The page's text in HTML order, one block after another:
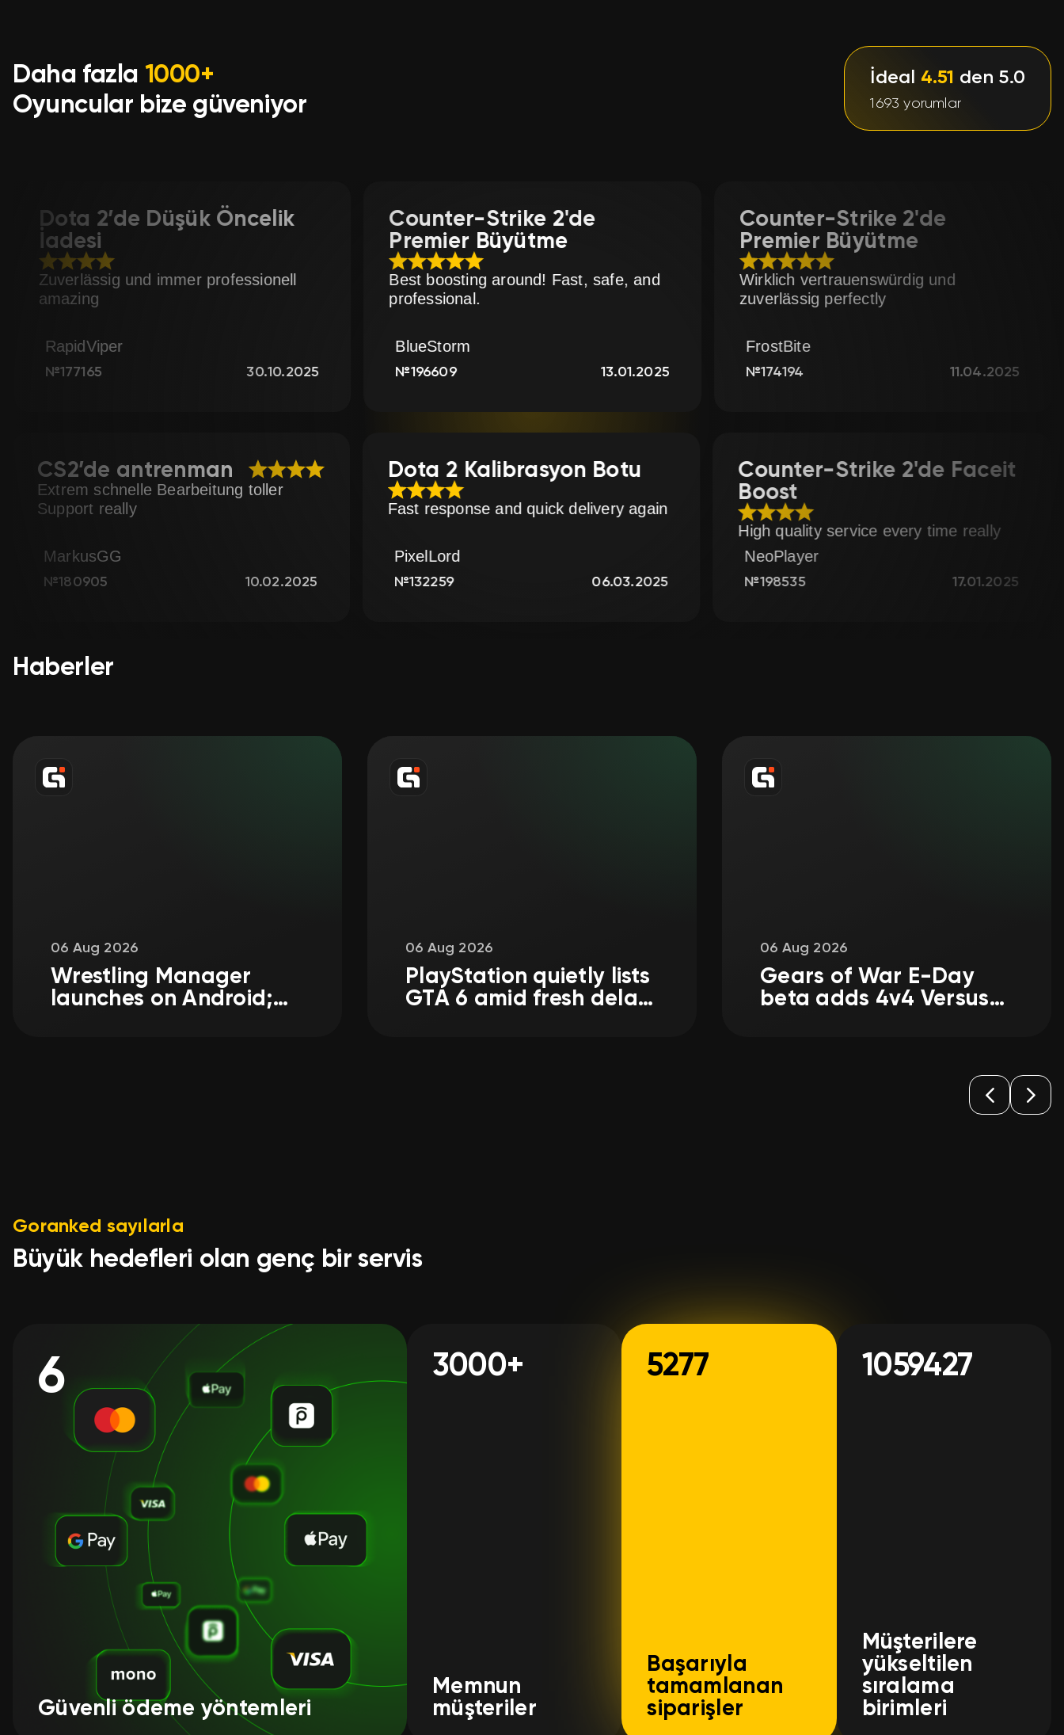
Daha fazla 1000+
Oyuncular bize güveniyor
İdeal 4.51 den 5.0
1693 yorumlar
Düşük Öncelik
immer professionell
Counter-Strike 2'de
Premier Büyütme
Best boosting around! Fast, safe, and
№196609
Counter-Strike 2'de
Premier Büyütme
Wirklich vertrauenswürdig und
zuverlässig perfectly
№174194
№190443
03.06.2025
CS2’de antrenman
Extrem schnelle Bearbeitung toller
10.02.2025
Dota 2 Kalibrasyon Botu
Fast response and quick delivery again
06.03.2025
Counter-Strike
High quality service every
Haberler
06 Aug 2026
Wrestling Manager
launches on Android;
06 Aug 2026
PlayStation quietly lists
GTA 6 amid fresh delay
06 Aug 2026
Gears of War E-Day
beta adds 4v4 Versus
Goranked sayılarla
Büyük hedefleri olan genç bir servis
6
Güvenli ödeme yöntemleri
3000+
Memnun
müşteriler
5277
Başarıyla
tamamlanan
siparişler
1059427
Müşterilere
yükseltilen
sıralama
birimleri